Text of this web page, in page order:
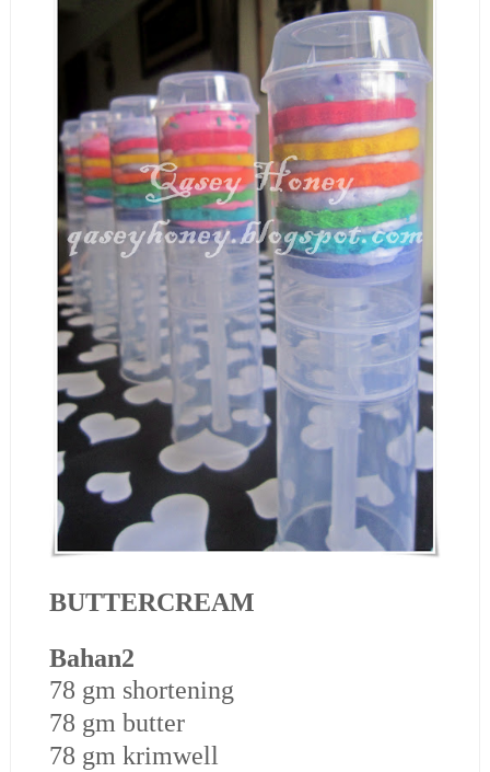
BUTTERCREAM
Bahan2
78 gm shortening
78 gm butter
78 gm krimwell